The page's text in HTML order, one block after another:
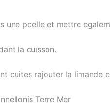
une poelle et mettre
la cuisson.
cuites rajouter la limande
Terre Mer